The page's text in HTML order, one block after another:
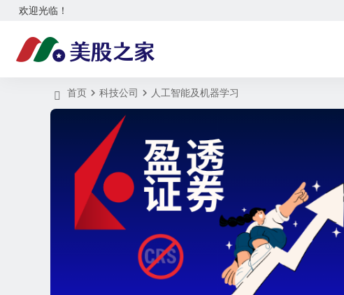
欢迎光临！
首页 科技公司 人工智能及机器学习